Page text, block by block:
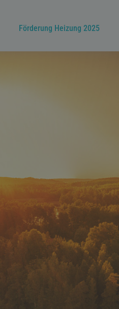
Förderung Heizung 2025